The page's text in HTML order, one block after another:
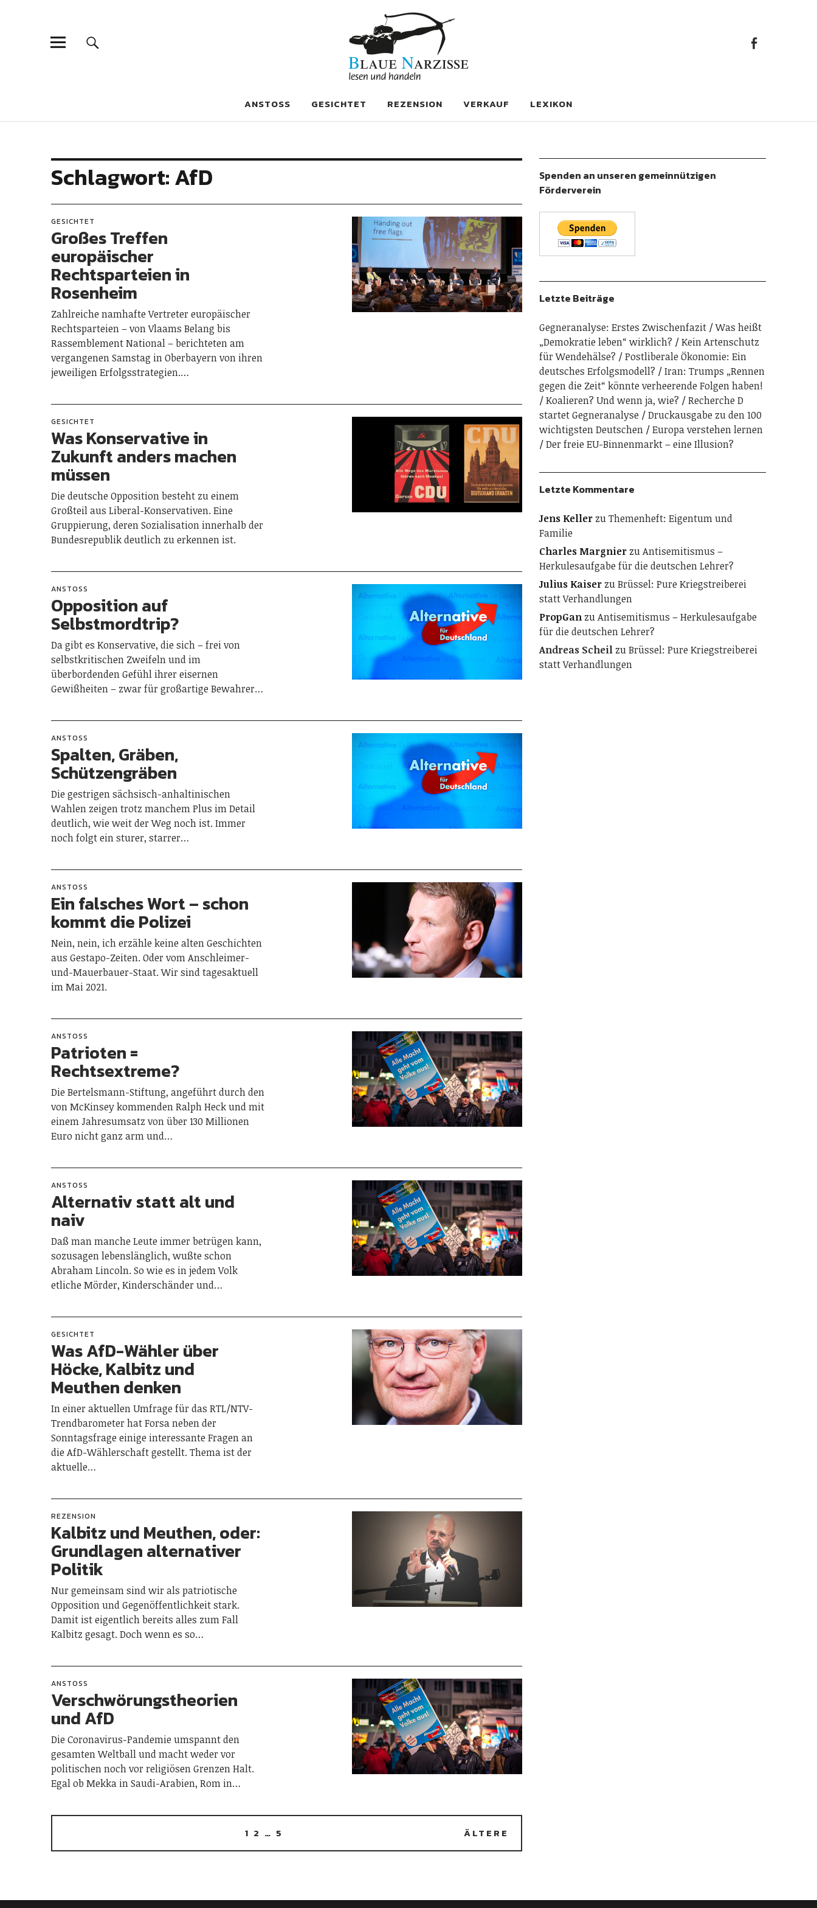
Blaue Narzisse
ANSTOSS GESICHTET REZENSION VERKAUF LEXIKON
Schlagwort:AfD
GESICHTET
Großes Treffen
europäischer
Rechtsparteien in
Rosenheim
Zahlreiche namhafte Vertreter europäischer
Rechtsparteien – von Vlaams Belang bis
Rassemblement National – berichteten am
vergangenen Samstag in Oberbayern von ihren
jeweiligen Erfolgsstrategien.…
GESICHTET
Was Konservative in
Zukunft anders machen
müssen
Die deutsche Opposition besteht zu einem
Großteil aus Liberal-Konservativen. Eine
Gruppierung, deren Sozialisation innerhalb der
Bundesrepublik deutlich zu erkennen ist.
ANSTOSS
Opposition auf
Selbstmordtrip?
Da gibt es Konservative, die sich – frei von
selbstkritischen Zweifeln und im
überbordenden Gefühl ihrer eisernen
Gewißheiten – zwar für großartige Bewahrer…
ANSTOSS
Spalten, Gräben,
Schützengräben
Die gestrigen sächsisch-anhaltinischen
Wahlen zeigen trotz manchem Plus im Detail
deutlich, wie weit der Weg noch ist. Immer
noch folgt ein sturer, starrer…
ANSTOSS
Ein falsches Wort – schon
kommt die Polizei
Nein, nein, ich erzähle keine alten Geschichten
aus Gestapo-Zeiten. Oder vom Anschleimer-
und-Mauerbauer-Staat. Wir sind tagesaktuell
im Mai 2021.
ANSTOSS
Patrioten =
Rechtsextreme?
Die Bertelsmann-Stiftung, angeführt durch den
von McKinsey kommenden Ralph Heck und mit
einem Jahresumsatz von über 130 Millionen
Euro nicht ganz arm und…
ANSTOSS
Alternativ statt alt und
naiv
Daß man manche Leute immer betrügen kann,
sozusagen lebenslänglich, wußte schon
Abraham Lincoln. So wie es in jedem Volk
etliche Mörder, Kinderschänder und…
GESICHTET
Was AfD-Wähler über
Höcke, Kalbitz und
Meuthen denken
In einer aktuellen Umfrage für das RTL/NTV-
Trendbarometer hat Forsa neben der
Sonntagsfrage einige interessante Fragen an
die AfD-Wählerschaft gestellt. Thema ist der
aktuelle…
REZENSION
Kalbitz und Meuthen, oder:
Grundlagen alternativer
Politik
Nur gemeinsam sind wir als patriotische
Opposition und Gegenöffentlichkeit stark.
Damit ist eigentlich bereits alles zum Fall
Kalbitz gesagt. Doch wenn es so…
ANSTOSS
Verschwörungstheorien
und AfD
Die Coronavirus-Pandemie umspannt den
gesamten Weltball und macht weder vor
politischen noch vor religiösen Grenzen Halt.
Egal ob Mekka in Saudi-Arabien, Rom in…
1 2 … 5 ÄLTERE
Spenden an unseren gemeinnützigen
Förderverein
Letzte Beiträge
Gegneranalyse: Erstes Zwischenfazit
Was heißt
„Demokratie leben“ wirklich?
Kein Artenschutz
für Wendehälse?
Postliberale Ökonomie: Ein
deutsches Erfolgsmodell?
Iran: Trumps „Rennen
gegen die Zeit“ könnte verheerende Folgen haben!
Koalieren? Und wenn ja, wie?
Recherche D
startet Gegneranalyse
Druckausgabe zu den 100
wichtigsten Deutschen
Europa verstehen lernen
Der freie EU-Binnenmarkt – eine Illusion?
Letzte Kommentare
Jens KellerzuThemenheft: Eigentum und
Familie
Charles MargnierzuAntisemitismus –
Herkulesaufgabe für die deutschen Lehrer?
Julius KaiserzuBrüssel: Pure Kriegstreiberei
statt Verhandlungen
PropGanzuAntisemitismus – Herkulesaufgabe
für die deutschen Lehrer?
Andreas ScheilzuBrüssel: Pure Kriegstreiberei
statt Verhandlungen